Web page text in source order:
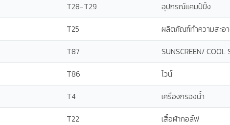
T28-T29 อุปกรณ์แคมป์ปิ้ง
T25 ผลิตภัณฑ์ทำความสะอ
T87 SUNSCREEN/ COOL
T86 ไวน์
T4 เครื่องกรองน้ำ
T22 เสื้อผ้ากอล์ฟ